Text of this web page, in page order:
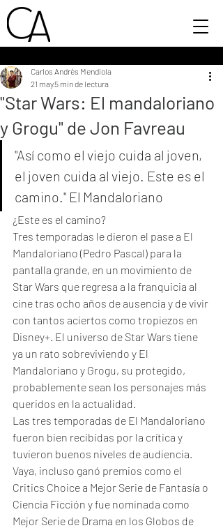
"Star Wars: El mandaloriano
y Grogu" de Jon Favreau
Carlos Andrés Mendiola
21 may5 min de lectura
"Así como el viejo cuida al joven,
el joven cuida al viejo. Este es el
camino." El Mandaloriano
¿Este es el camino?
Tres temporadas le dieron el pase a El
Mandaloriano (Pedro Pascal) para la
pantalla grande, en un movimiento de
Star Wars que regresa a la franquicia al
cine tras ocho años de ausencia y de vivir
con tantos aciertos como tropiezos en
Disney+. El universo de Star Wars tiene
ya un rato sobreviviendo y El
Mandaloriano y Grogu, su protegido,
probablemente sean los personajes más
queridos en la actualidad.
Las tres temporadas de El Mandaloriano
fueron bien recibidas por la crítica y
tuvieron buenos niveles de audiencia.
Vaya, incluso ganó premios como el
Critics Choice a Mejor Serie de Fantasía o
Ciencia Ficción y fue nominada como
Mejor Serie de Drama en los Globos de